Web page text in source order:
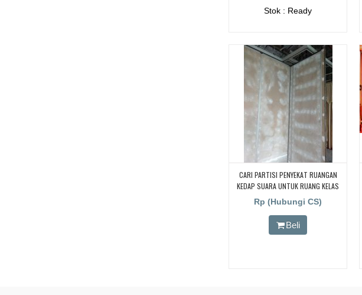
Stok : Ready
CARI PARTISI PENYEKAT RUANGAN
KEDAP SUARA UNTUK RUANG KELAS
KAMPUS, CARI PARTISI PENYEKAT
RUANGAN KEDAP SUARA UNTUK
RUANG KELAS KAMPUS, CARI PARTISI
PENYEKAT RUANGAN KEDAP SUARA
Rp (Hubungi CS)
Beli